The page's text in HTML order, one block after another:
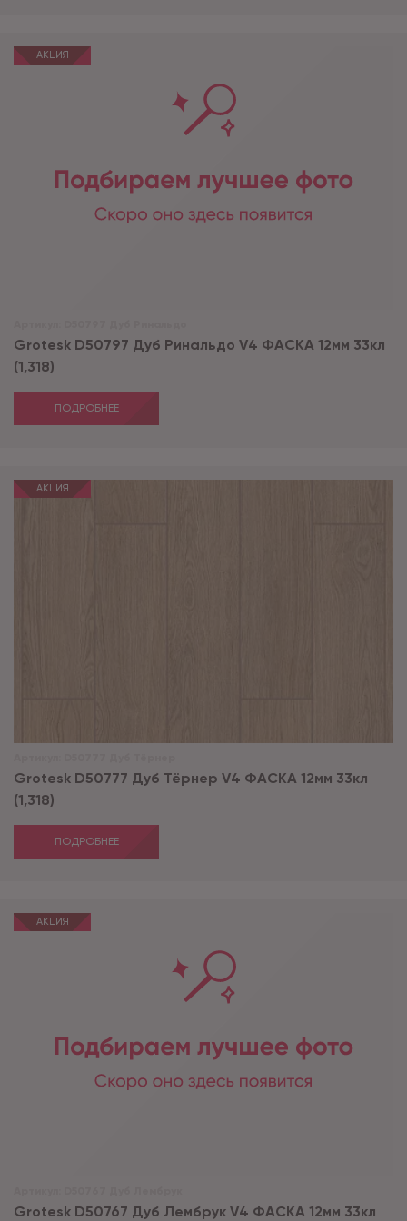
АКЦИЯ
Grotesk D50797 Дуб Ринальдо V4 ФАСКА 12мм 33кл
(1,318)
ПОДРОБНЕЕ
АКЦИЯ
Grotesk D50777 Дуб Тёрнер V4 ФАСКА 12мм 33кл
(1,318)
ПОДРОБНЕЕ
АКЦИЯ
Grotesk D50767 Дуб Лембрук V4 ФАСКА 12мм 33кл